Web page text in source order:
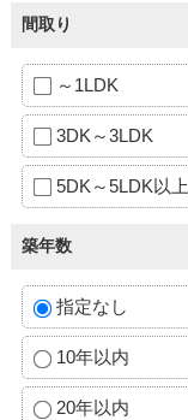
間取り
～1LDK
3DK～3LDK
5DK～5LDK以上
築年数
指定なし
10年以内
20年以内